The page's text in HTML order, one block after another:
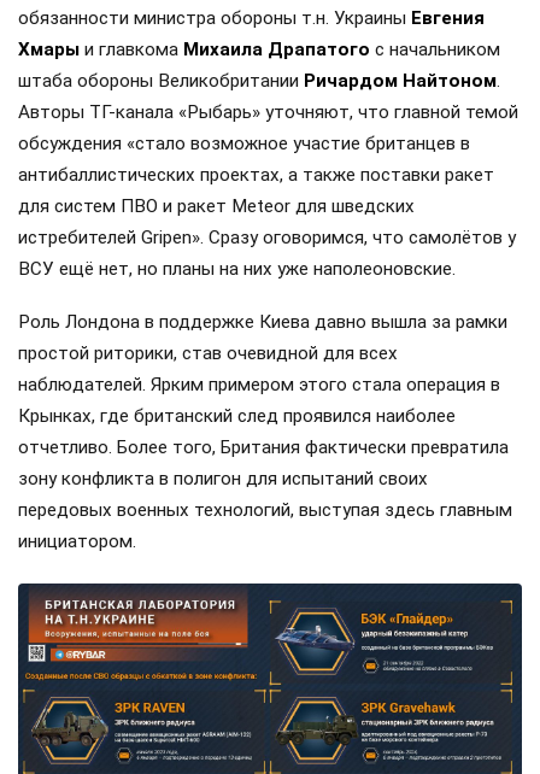
обязанности министра обороны т.н. Украины Евгения
Хмары и главкома Михаила Драпатого с начальником
штаба обороны Великобритании Ричардом Найтоном.
Авторы ТГ-канала «Рыбарь» уточняют, что главной темой
обсуждения «стало возможное участие британцев в
антибаллистических проектах, а также поставки ракет
для систем ПВО и ракет Meteor для шведских
истребителей Gripen». Сразу оговоримся, что самолётов у
ВСУ ещё нет, но планы на них уже наполеоновские.
Роль Лондона в поддержке Киева давно вышла за рамки
простой риторики, став очевидной для всех
наблюдателей. Ярким примером этого стала операция в
Крынках, где британский след проявился наиболее
отчетливо. Более того, Британия фактически превратила
зону конфликта в полигон для испытаний своих
передовых военных технологий, выступая здесь главным
инициатором.